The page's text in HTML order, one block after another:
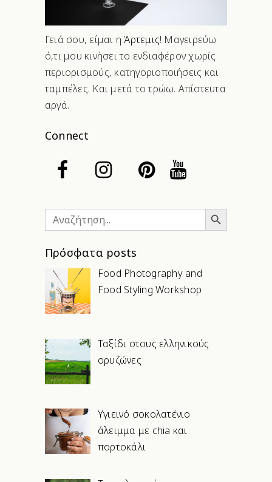
Γειά σου, είμαι ηΆρτεμις! Μαγειρεύω
ό,τι μου κινήσει το ενδιαφέρον χωρίς
περιορισμούς, κατηγοριοποιήσεις και
ταμπέλες. Και μετά το τρώω. Απίστευτα
αργά.
Connect
Search
for:
Search Button
Πρόσφατα posts
Food Photography and
Food Styling Workshop
Ταξίδι στους ελληνικούς
ορυζώνες
Υγιεινό σοκολατένιο
άλειμμα με chia και
πορτοκάλι